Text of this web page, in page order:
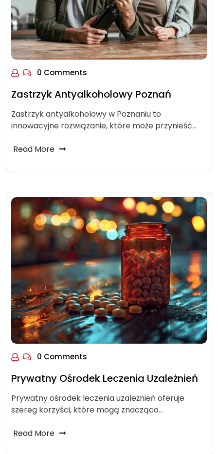
0 Comments
Zastrzyk Antyalkoholowy Poznań
Zastrzyk antyalkoholowy w Poznaniu to
innowacyjne rozwiązanie, które może przynieść…
Read More
0 Comments
Prywatny Ośrodek Leczenia Uzależnień
Prywatny ośrodek leczenia uzależnień oferuje
szereg korzyści, które mogą znacząco…
Read More